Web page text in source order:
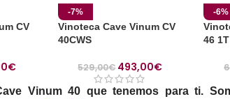
CV
€
-7%
Vinoteca Cave Vinum CV
40CWS
529,00€ 493,00€
-6%
46 1T
Vinum 40 que tenemos para ti.